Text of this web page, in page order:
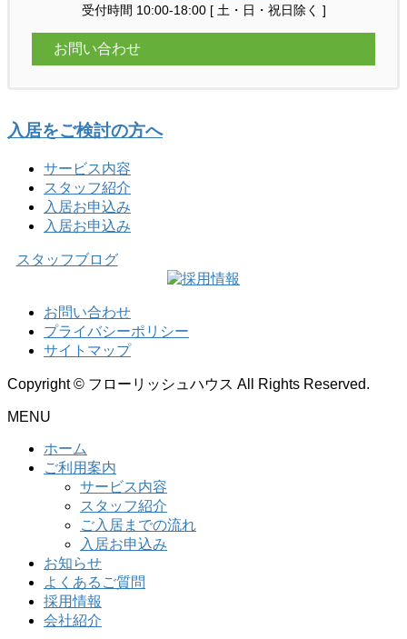
受付時間 10:00-18:00 [ 土・日・祝日除く ]
お問い合わせ
入居をご検討の方へ
サービス内容
スタッフ紹介
入居お申込み
入居お申込み
スタッフブログ
お問い合わせ
プライバシーポリシー
サイトマップ
Copyright © フローリッシュハウス All Rights Reserved.
MENU
ホーム
ご利用案内
サービス内容
スタッフ紹介
ご入居までの流れ
入居お申込み
お知らせ
よくあるご質問
採用情報
会社紹介